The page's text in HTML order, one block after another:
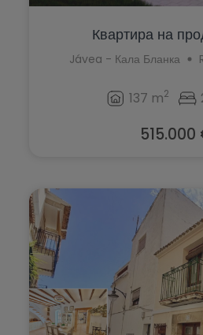
Квартира на
Jávea - Кала Бланка
137 m2
515.000